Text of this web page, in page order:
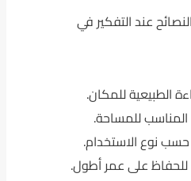
عند التفكير في
الطبيعية للمكان.
للمساحة.
نوع الاستخدام.
للحفاظ على عمر أطول.